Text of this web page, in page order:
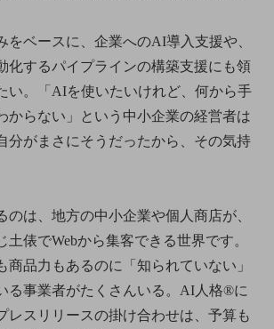
をベースに、企業へのAI導入支援や、
化するパイプラインの構築支援にも領
い。「AIを使いたいけれど、何から手
からない」という中小企業の経営者は
分がまさにそうだったから、その気持
のは、地方の中小企業や個人商店が、
土俵でWebから集客できる世界です。
商品力もあるのに「知られていない」
る事業者がたくさんいる。AI人格®に
レスリリースの掛け合わせは、予算も